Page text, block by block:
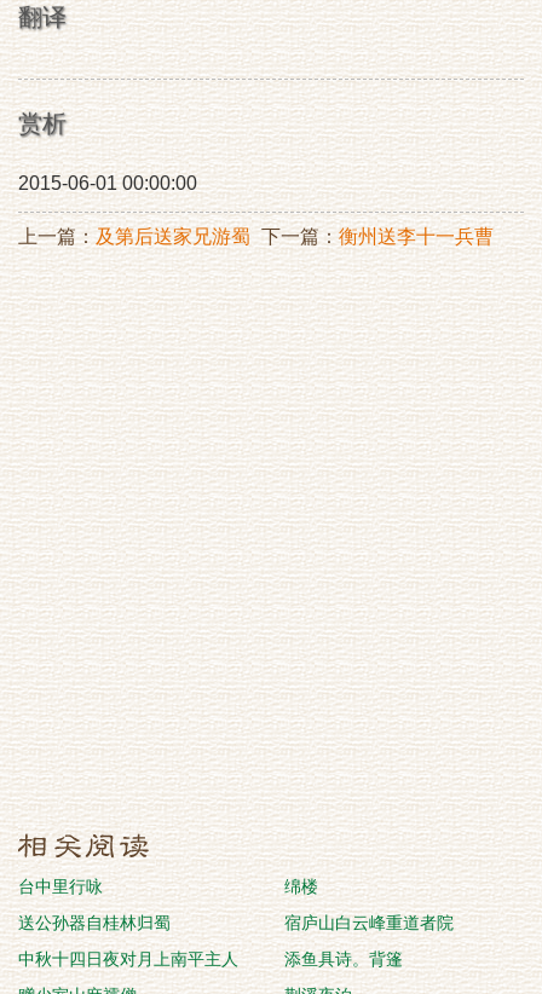
翻译
赏析
2015-06-01 00:00:00
上一篇：及第后送家兄游蜀 下一篇：衡州送李十一兵曹
赴浙东
台中里行咏
绵楼
送公孙器自桂林归蜀
宿庐山白云峰重道者院
中秋十四日夜对月上南平主人
添鱼具诗。背篷